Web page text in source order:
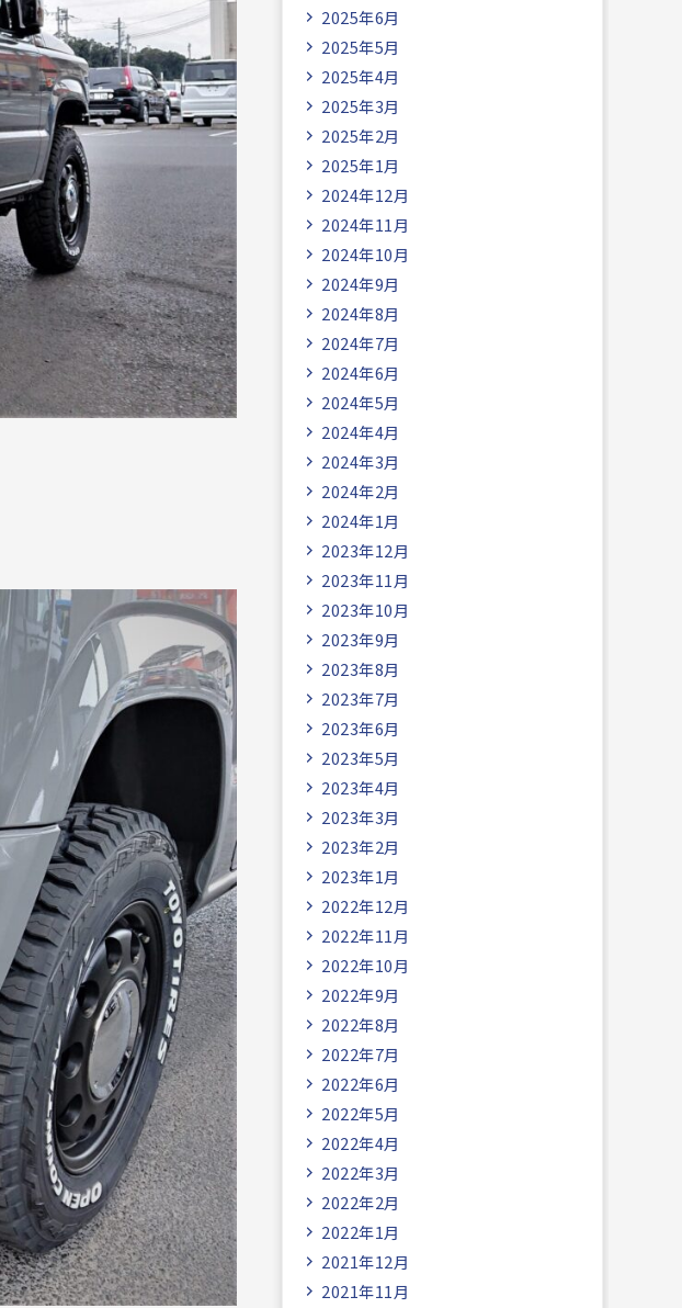
2025年6月
2025年5月
2025年4月
2025年3月
2025年2月
2025年1月
2024年12月
2024年11月
2024年10月
2024年9月
2024年8月
2024年7月
2024年6月
2024年5月
2024年4月
2024年3月
2024年2月
2024年1月
2023年12月
2023年11月
2023年10月
2023年9月
2023年8月
2023年7月
2023年6月
2023年5月
2023年4月
2023年3月
2023年2月
2023年1月
2022年12月
2022年11月
2022年10月
2022年9月
2022年8月
2022年7月
2022年6月
2022年5月
2022年4月
2022年3月
2022年2月
2022年1月
2021年12月
2021年11月